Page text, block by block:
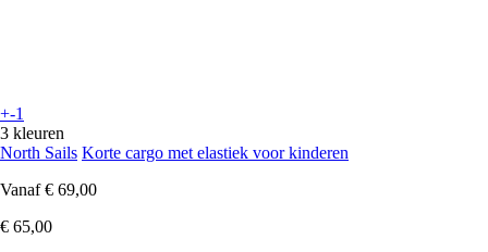
+-1
3 kleuren
North Sails Korte cargo met elastiek voor kinderen
Vanaf € 69,00
€ 65,00